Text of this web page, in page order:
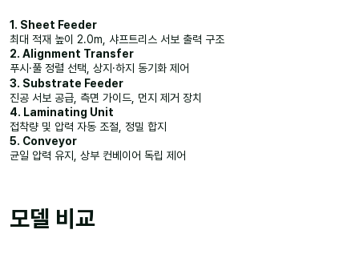
1. Sheet Feeder
최대 적재 높이 2.0m, 샤프트리스 서보 출력 구조
2. Alignment Transfer
푸시·풀 정렬 선택, 상지·하지 동기화 제어
3. Substrate Feeder
진공 서보 공급, 측면 가이드, 먼지 제거 장치
4. Laminating Unit
접착량 및 압력 자동 조절, 정밀 합지
5. Conveyor
균일 압력 유지, 상부 컨베이어 독립 제어
모델 비교